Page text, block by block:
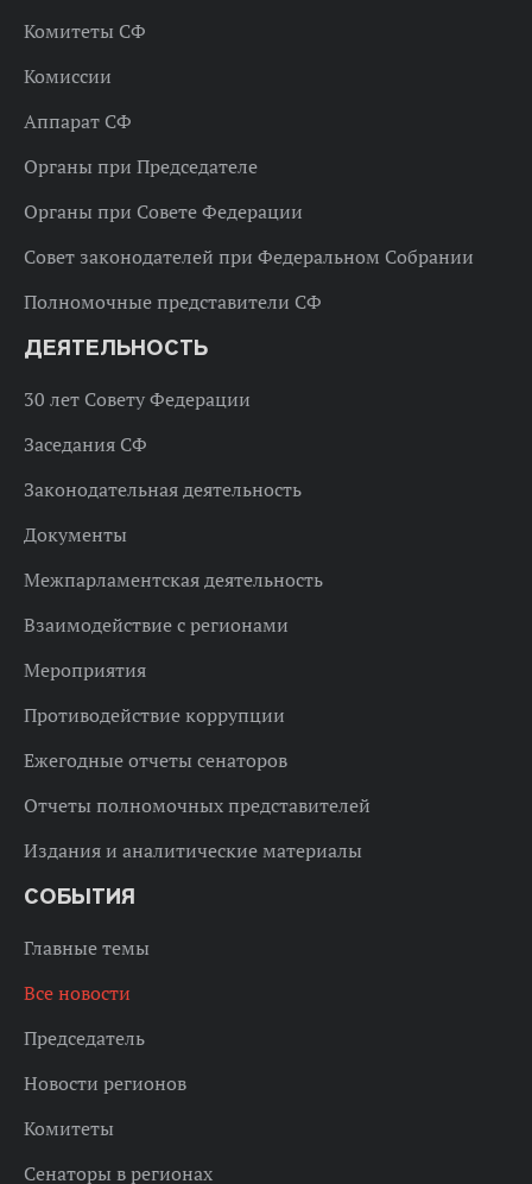
Комитеты СФ
Комиссии
Аппарат СФ
Органы при Председателе
Органы при Совете Федерации
Совет законодателей при Федеральном Собрании
Полномочные представители СФ
ДЕЯТЕЛЬНОСТЬ
30 лет Совету Федерации
Заседания СФ
Законодательная деятельность
Документы
Межпарламентская деятельность
Взаимодействие с регионами
Мероприятия
Противодействие коррупции
Ежегодные отчеты сенаторов
Отчеты полномочных представителей
Издания и аналитические материалы
СОБЫТИЯ
Главные темы
Все новости
Председатель
Новости регионов
Комитеты
Сенаторы в регионах